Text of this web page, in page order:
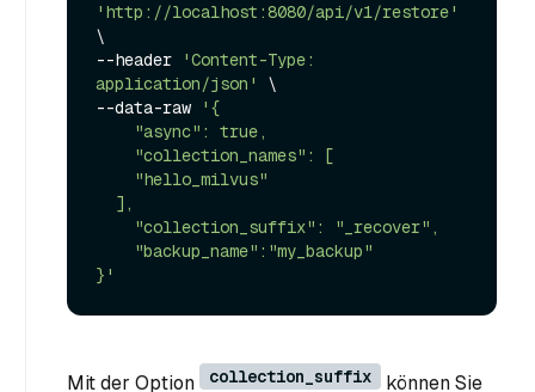
'http://localhost:8080/api/v1/restore'
\
--header
'Content-Type:
application/json'
\
--data-raw
'{
}'
Mit der Option collection_suffix können Sie